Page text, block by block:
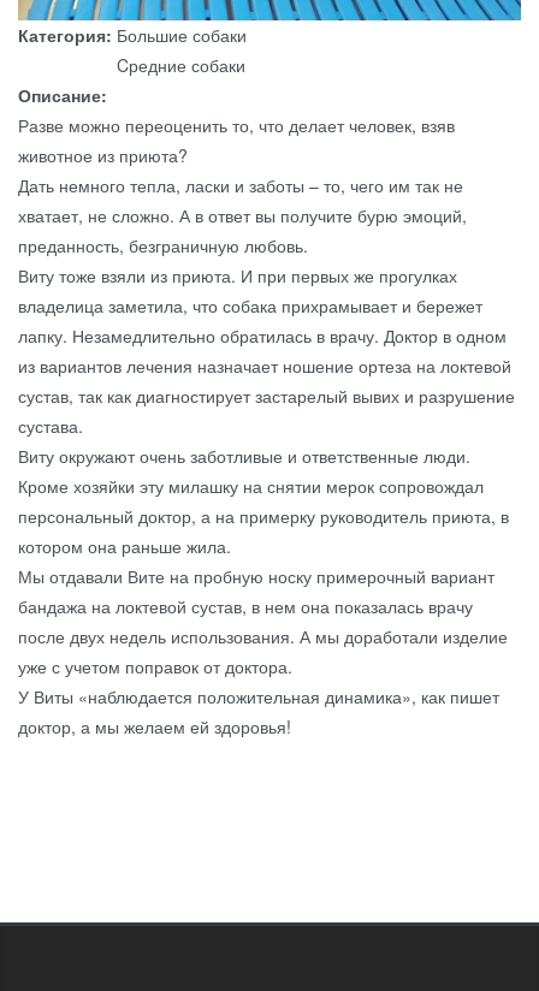
Категория: Большие собаки
Cредние собаки
Описание:
Разве можно переоценить то, что делает человек, взяв
животное из приюта?
Дать немного тепла, ласки и заботы – то, чего им так не
хватает, не сложно. А в ответ вы получите бурю эмоций,
преданность, безграничную любовь.
Виту тоже взяли из приюта. И при первых же прогулках
владелица заметила, что собака прихрамывает и бережет
лапку. Незамедлительно обратилась в врачу. Доктор в одном
из вариантов лечения назначает ношение ортеза на локтевой
сустав, так как диагностирует застарелый вывих и разрушение
сустава.
Виту окружают очень заботливые и ответственные люди.
Кроме хозяйки эту милашку на снятии мерок сопровождал
персональный доктор, а на примерку руководитель приюта, в
котором она раньше жила.
Мы отдавали Вите на пробную носку примерочный вариант
бандажа на локтевой сустав, в нем она показалась врачу
после двух недель использования. А мы доработали изделие
уже с учетом поправок от доктора.
У Виты «наблюдается положительная динамика», как пишет
доктор, а мы желаем ей здоровья!